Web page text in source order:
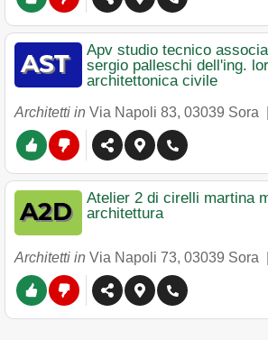
Apv studio tecnico
sergio palleschi dell'ing.
architettonica civile
Architetti in Via Napoli 83, 03039 Sora
Atelier 2 di cirelli martina
architettura
Architetti in Via Napoli 73, 03039 Sora